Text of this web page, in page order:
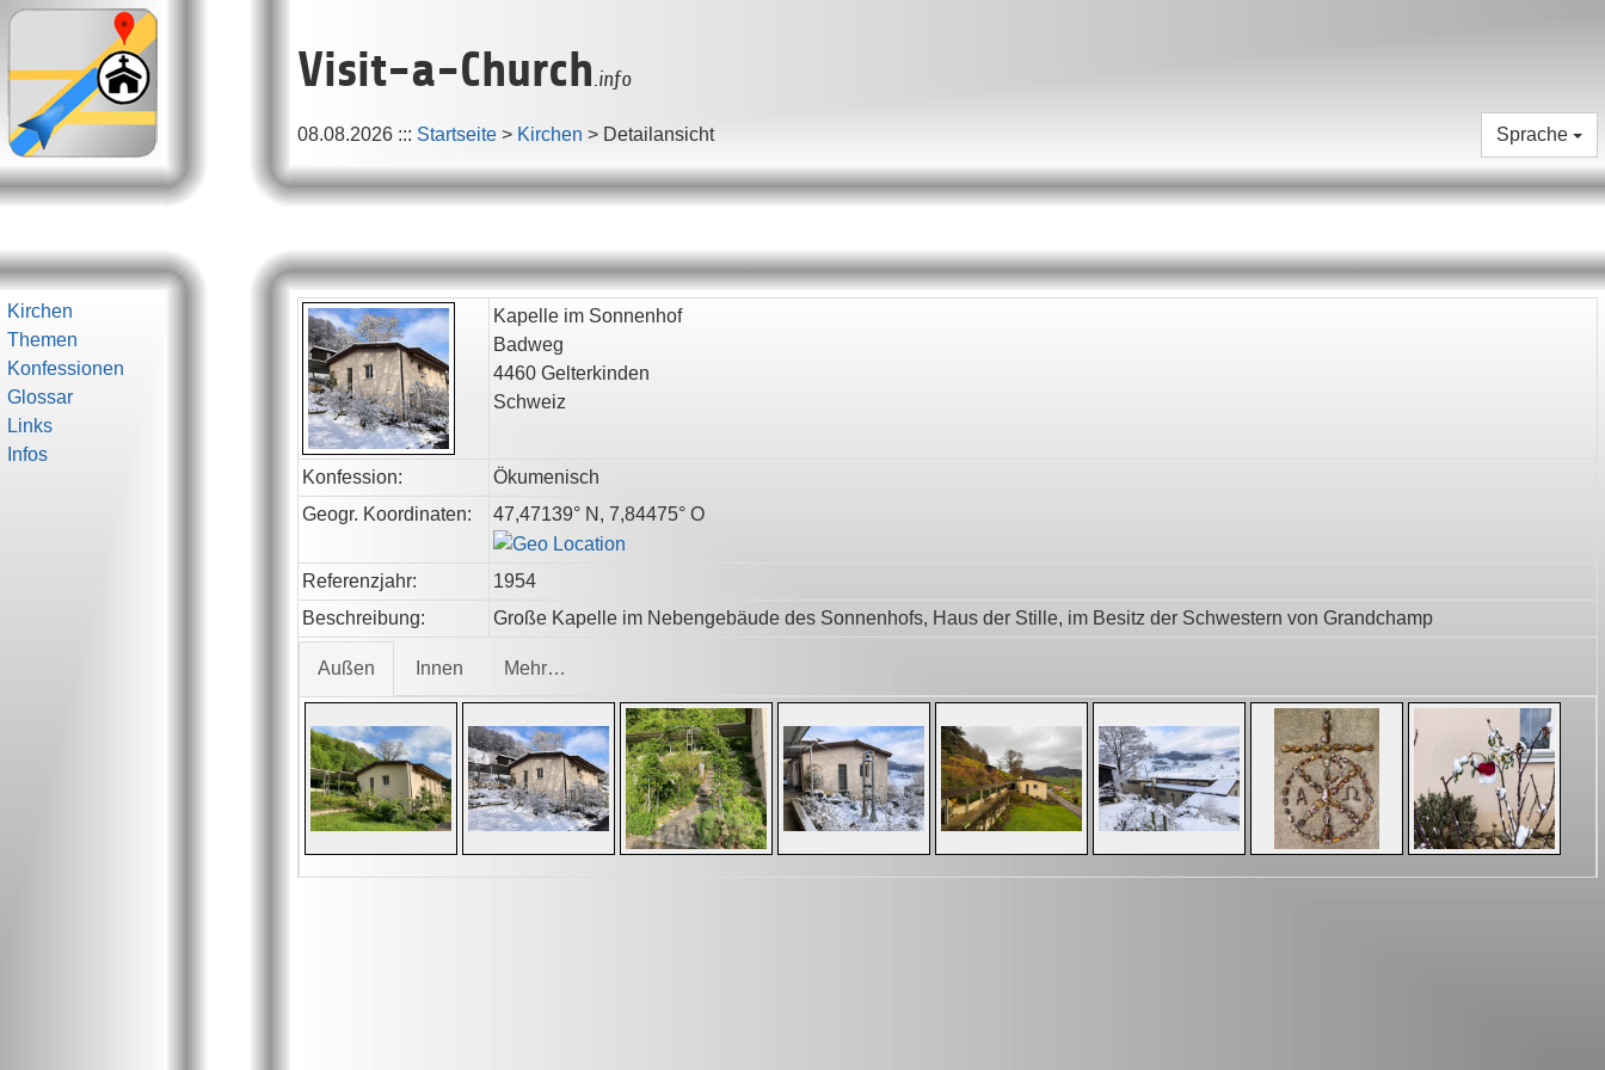
Visit-a-Church.info
08.08.2026 ::: Startseite > Kirchen > Detailansicht Sprache
Kirchen
Themen
Konfessionen
Glossar
Links
Infos
Kapelle im Sonnenhof
Badweg
4460 Gelterkinden
Schweiz
Konfession:
Ökumenisch
Geogr. Koordinaten:
47,47139° N, 7,84475° O
Referenzjahr:
1954
Beschreibung:
Große Kapelle im Nebengebäude des Sonnenhofs, Haus der Stille, im Besitz der Schwestern von Grandchamp
Außen Innen Mehr…